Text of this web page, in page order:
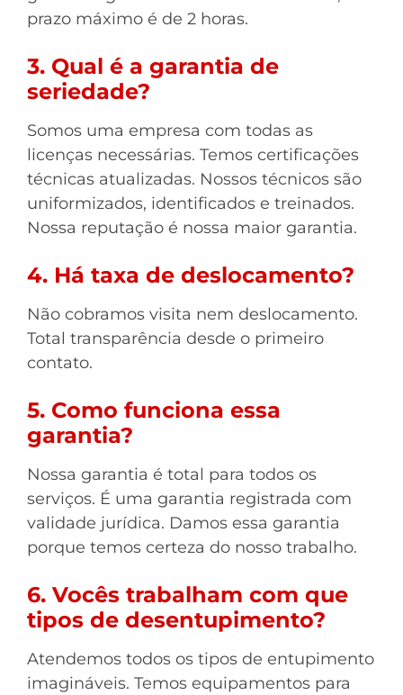
prazo máximo é de 2 horas.
3. Qual é a garantia de
seriedade?
Somos uma empresa com todas as
licenças necessárias. Temos certificações
técnicas atualizadas. Nossos técnicos são
uniformizados, identificados e treinados.
Nossa reputação é nossa maior garantia.
4. Há taxa de deslocamento?
Não cobramos visita nem deslocamento.
Total transparência desde o primeiro
contato.
5. Como funciona essa
garantia?
Nossa garantia é total para todos os
serviços. É uma garantia registrada com
validade jurídica. Damos essa garantia
porque temos certeza do nosso trabalho.
6. Vocês trabalham com que
tipos de desentupimento?
Atendemos todos os tipos de entupimento
imagináveis. Temos equipamentos para